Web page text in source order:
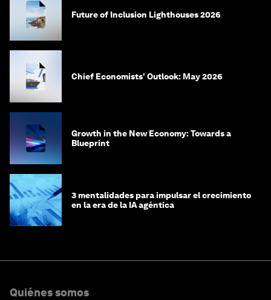
Future of Inclusion Lighthouses 2026
Chief Economists' Outlook: May 2026
Growth in the New Economy: Towards a
Blueprint
3 mentalidades para impulsar el crecimiento
en la era de la IA agéntica
Quiénes somos